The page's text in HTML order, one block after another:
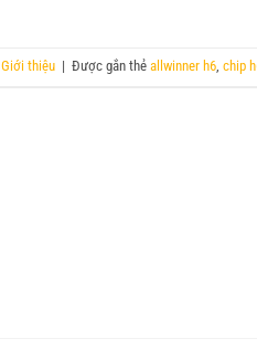
Giới thiệu | Được gắn thẻ allwinner h6, chip